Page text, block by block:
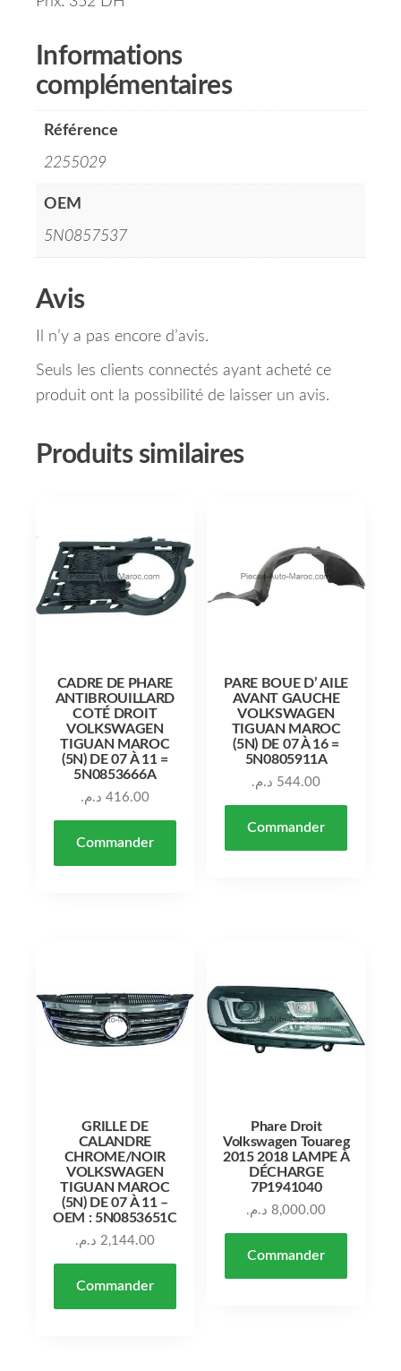
Informations
complémentaires
Référence
2255029
OEM
5N0857537
Avis
Il n’y a pas encore d’avis.
Seuls les clients connectés ayant acheté ce
produit ont la possibilité de laisser un avis.
Produits similaires
CADRE DE PHARE
ANTIBROUILLARD
COTÉ DROIT
VOLKSWAGEN
TIGUAN MAROC
(5N) DE 07 À 11 =
5N0853666A
416.00 د.م.
Commander
PARE BOUE D’ AILE
AVANT GAUCHE
VOLKSWAGEN
TIGUAN MAROC
(5N) DE 07 À 16 =
5N0805911A
544.00 د.م.
Commander
GRILLE DE
CALANDRE
CHROME/NOIR
VOLKSWAGEN
TIGUAN MAROC
(5N) DE 07 À 11 –
OEM : 5N0853651C
2,144.00 د.م.
Commander
Phare Droit
Volkswagen Touareg
2015 2018 LAMPE À
DÉCHARGE
7P1941040
8,000.00 د.م.
Commander